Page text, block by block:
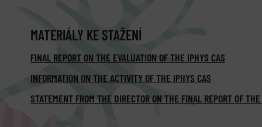
MATERIÁLY KE STAŽENÍ
FINAL REPORT ON THE EVALUATION OF THE IPHYS CAS
INFORMATION ON THE ACTIVITY OF THE IPHYS CAS
STATEMENT FROM THE DIRECTOR ON THE FINAL REPORT OF